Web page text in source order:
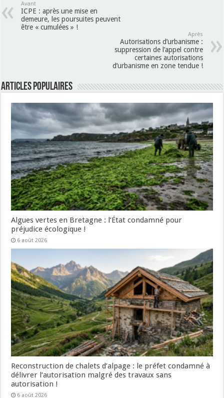
Avant
ICPE : après une mise en
demeure, les poursuites peuvent
être « cumulées » !
Après
Autorisations d’urbanisme :
suppression de l’appel contre
certaines autorisations
d’urbanisme en zone tendue !
Articles populaires
Algues vertes en Bretagne : l’État condamné pour
préjudice écologique !
6 août 2026
Reconstruction de chalets d’alpage : le préfet condamné à
délivrer l’autorisation malgré des travaux sans
autorisation !
6 août 2026